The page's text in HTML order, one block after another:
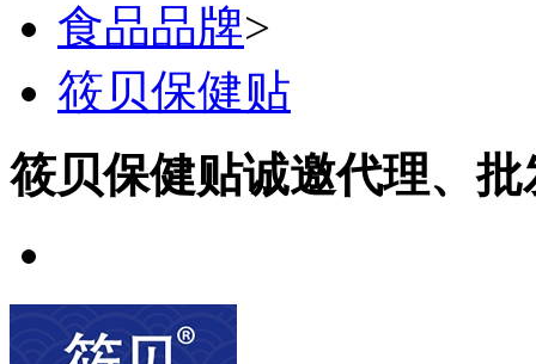
食品品牌>
筱贝保健贴
筱贝保健贴诚邀代理、批